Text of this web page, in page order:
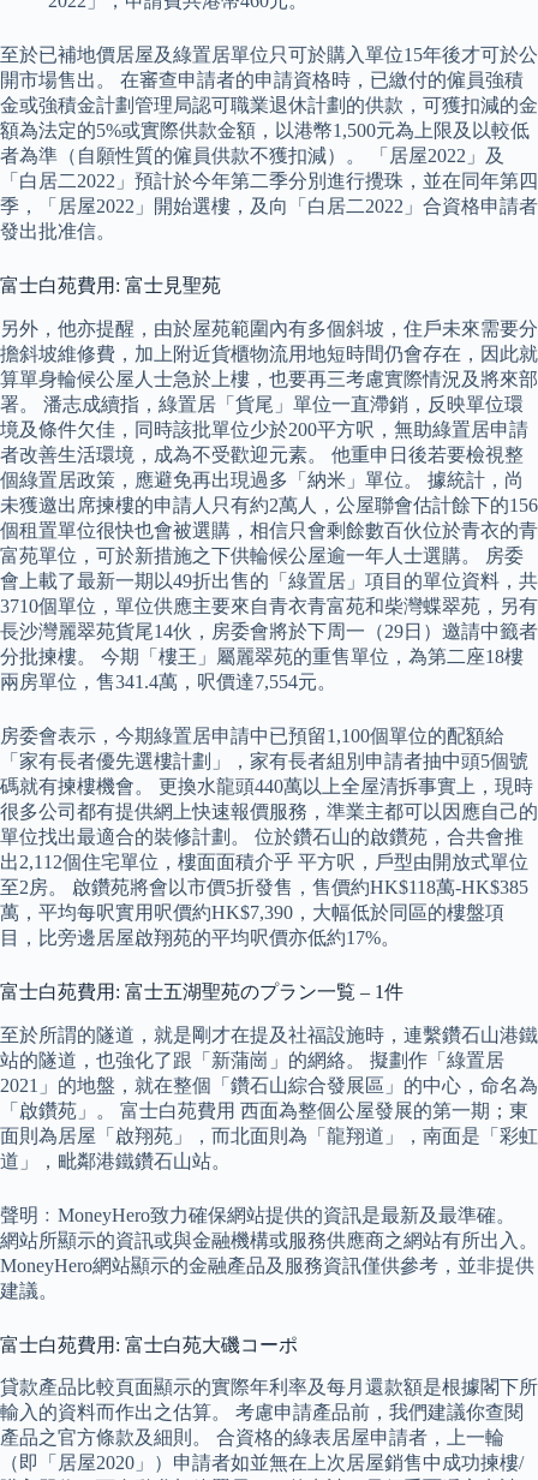
至於已補地價居屋及綠置居單位只可於購入單位15年後才可於公
開市場售出。 在審查申請者的申請資格時，已繳付的僱員強積
金或強積金計劃管理局認可職業退休計劃的供款，可獲扣減的金
額為法定的5%或實際供款金額，以港幣1,500元為上限及以較低
者為準（自願性質的僱員供款不獲扣減）。 「居屋2022」及
「白居二2022」預計於今年第二季分別進行攪珠，並在同年第四
季，「居屋2022」開始選樓，及向「白居二2022」合資格申請者
發出批准信。
富士白苑費用: 富士見聖苑
另外，他亦提醒，由於屋苑範圍內有多個斜坡，住戶未來需要分
擔斜坡維修費，加上附近貨櫃物流用地短時間仍會存在，因此就
算單身輪候公屋人士急於上樓，也要再三考慮實際情況及將來部
署。 潘志成續指，綠置居「貨尾」單位一直滯銷，反映單位環
境及條件欠佳，同時該批單位少於200平方呎，無助綠置居申請
者改善生活環境，成為不受歡迎元素。 他重申日後若要檢視整
個綠置居政策，應避免再出現過多「納米」單位。 據統計，尚
未獲邀出席揀樓的申請人只有約2萬人，公屋聯會估計餘下的156
個租置單位很快也會被選購，相信只會剩餘數百伙位於青衣的青
富苑單位，可於新措施之下供輪候公屋逾一年人士選購。 房委
會上載了最新一期以49折出售的「綠置居」項目的單位資料，共
3710個單位，單位供應主要來自青衣青富苑和柴灣蝶翠苑，另有
長沙灣麗翠苑貨尾14伙，房委會將於下周一（29日）邀請中籤者
分批揀樓。 今期「樓王」屬麗翠苑的重售單位，為第二座18樓
兩房單位，售341.4萬，呎價達7,554元。
房委會表示，今期綠置居申請中已預留1,100個單位的配額給
「家有長者優先選樓計劃」，家有長者組別申請者抽中頭5個號
碼就有揀樓機會。 更換水龍頭440萬以上全屋清拆事實上，現時
很多公司都有提供網上快速報價服務，準業主都可以因應自己的
單位找出最適合的裝修計劃。 位於鑽石山的啟鑽苑，合共會推
出2,112個住宅單位，樓面面積介乎 平方呎，戶型由開放式單位
至2房。 啟鑽苑將會以市價5折發售，售價約HK$118萬-HK$385
萬，平均每呎實用呎價約HK$7,390，大幅低於同區的樓盤項
目，比旁邊居屋啟翔苑的平均呎價亦低約17%。
富士白苑費用: 富士五湖聖苑のプラン一覧 – 1件
至於所謂的隧道，就是剛才在提及社福設施時，連繫鑽石山港鐵
站的隧道，也強化了跟「新蒲崗」的網絡。 擬劃作「綠置居
2021」的地盤，就在整個「鑽石山綜合發展區」的中心，命名為
「啟鑽苑」。 富士白苑費用 西面為整個公屋發展的第一期；東
面則為居屋「啟翔苑」，而北面則為「龍翔道」，南面是「彩虹
道」，毗鄰港鐵鑽石山站。
聲明﹕MoneyHero致力確保網站提供的資訊是最新及最準確。
網站所顯示的資訊或與金融機構或服務供應商之網站有所出入。
MoneyHero網站顯示的金融產品及服務資訊僅供參考，並非提供
建議。
富士白苑費用: 富士白苑大磯コーポ
貸款產品比較頁面顯示的實際年利率及每月還款額是根據閣下所
輸入的資料而作出之估算。 考慮申請產品前，我們建議你查閱
產品之官方條款及細則。 合資格的綠表居屋申請者，上一輪
（即「居屋2020」）申請者如並無在上次居屋銷售中成功揀樓/